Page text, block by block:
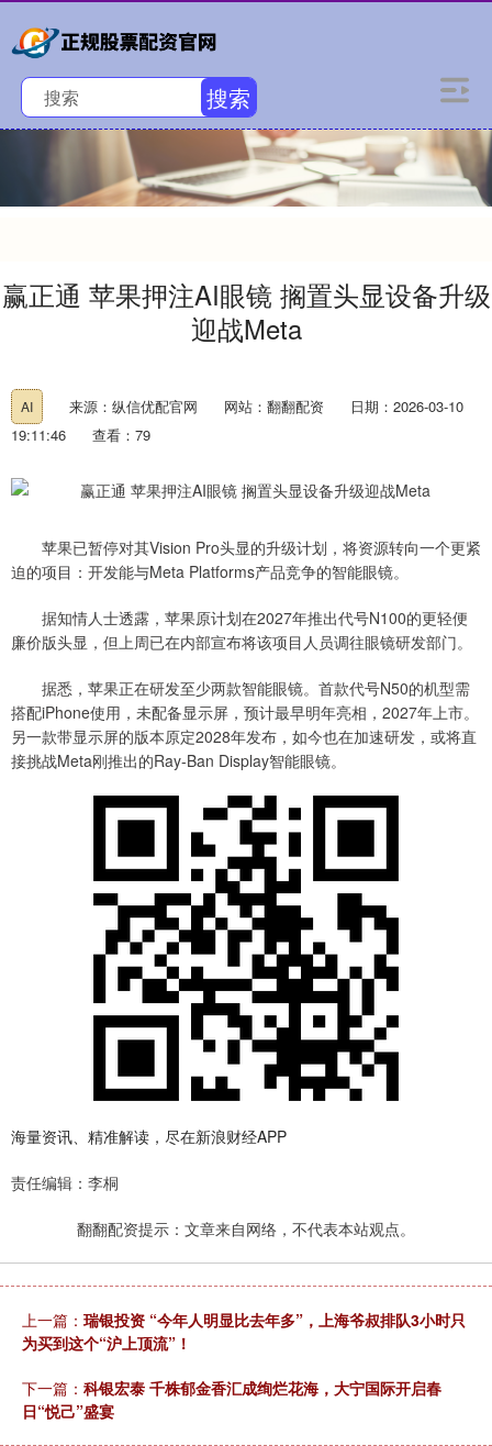
搜索
赢正通 苹果押注AI眼镜 搁置头显设备升级
迎战Meta
AI 来源：纵信优配官网 网站：翻翻配资
日期：2026-03-10
19:11:46
查看：79
苹果已暂停对其Vision Pro头显的升级计划，将资源转向一个更紧
迫的项目：开发能与Meta Platforms产品竞争的智能眼镜。
据知情人士透露，苹果原计划在2027年推出代号N100的更轻便
廉价版头显，但上周已在内部宣布将该项目人员调往眼镜研发部门。
据悉，苹果正在研发至少两款智能眼镜。首款代号N50的机型需
搭配iPhone使用，未配备显示屏，预计最早明年亮相，2027年上市。
另一款带显示屏的版本原定2028年发布，如今也在加速研发，或将直
接挑战Meta刚推出的Ray-Ban Display智能眼镜。
海量资讯、精准解读，尽在新浪财经APP
责任编辑：李桐
翻翻配资提示：文章来自网络，不代表本站观点。
上一篇： 瑞银投资 “今年人明显比去年多”，上海爷叔排队3小时只
为买到这个“沪上顶流”！
下一篇： 科银宏泰 千株郁金香汇成绚烂花海，大宁国际开启春
日“悦己”盛宴